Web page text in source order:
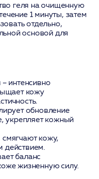
геля на очищенную
1 минуты, затем
отдельно,
основой для
– интенсивно
кожу
обновление
укрепляет кожный
кожу,
действием.
баланс
жизненную силу.